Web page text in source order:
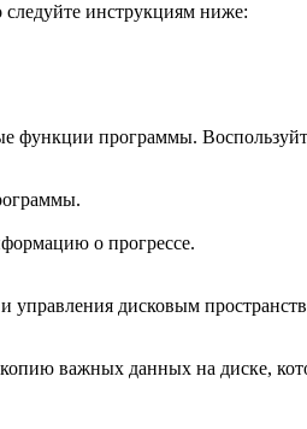
следуйте инструкциям ниже:
функции программы.
о прогрессе.
дисковым
важных данных на диске,